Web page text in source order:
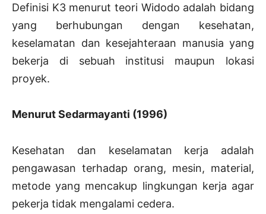
Definisi K3 menurut teori Widodo adalah bidang
yang berhubungan dengan kesehatan,
keselamatan dan kesejahteraan manusia yang
bekerja di sebuah institusi maupun lokasi
proyek.
Menurut Sedarmayanti (1996)
Kesehatan dan keselamatan kerja adalah
pengawasan terhadap orang, mesin, material,
metode yang mencakup lingkungan kerja agar
pekerja tidak mengalami cedera.